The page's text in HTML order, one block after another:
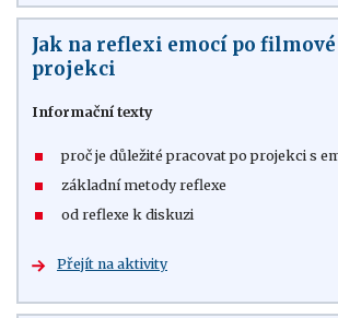
Jak na reflexi emocí po filmové
projekci
Informační texty
proč je důležité pracovat po projekci s
základní metody reflexe
od reflexe k diskuzi
Přejít na aktivity